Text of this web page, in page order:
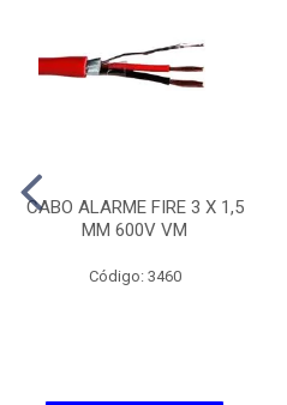
CABO ALARME FIRE 3 X 1,5
MM 600V VM
Código: 3460